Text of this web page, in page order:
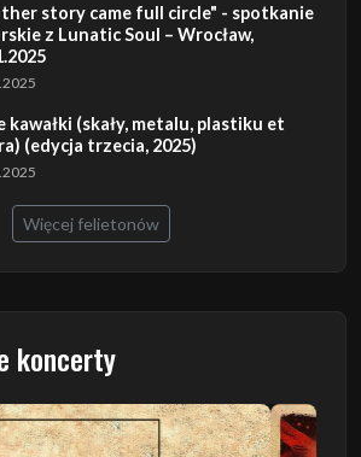
story came full circle" - spotkanie
z Lunatic Soul – Wrocław,
kawałki (skały, metalu, plastiku et
(edycja trzecia, 2025)
Więcej felietonów
koncerty